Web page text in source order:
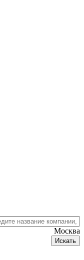
Москва
Искать